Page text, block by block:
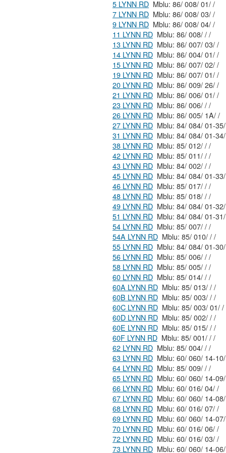
5 LYNN RD
Mblu: 86/ 008/ 01/ /
7 LYNN RD
Mblu: 86/ 008/ 03/ /
9 LYNN RD
Mblu: 86/ 008/ 04/ /
11 LYNN RD
Mblu: 86/ 008/ / /
13 LYNN RD
Mblu: 86/ 007/ 03/ /
14 LYNN RD
Mblu: 86/ 004/ 01/ /
15 LYNN RD
Mblu: 86/ 007/ 02/ /
19 LYNN RD
Mblu: 86/ 007/ 01/ /
20 LYNN RD
Mblu: 86/ 009/ 26/ /
21 LYNN RD
Mblu: 86/ 006/ 01/ /
23 LYNN RD
Mblu: 86/ 006/ / /
26 LYNN RD
Mblu: 86/ 005/ 1A/ /
27 LYNN RD
31 LYNN RD
38 LYNN RD
Mblu: 85/ 012/ / /
42 LYNN RD
Mblu: 85/ 011/ / /
43 LYNN RD
Mblu: 84/ 002/ / /
45 LYNN RD
46 LYNN RD
Mblu: 85/ 017/ / /
48 LYNN RD
Mblu: 85/ 018/ / /
49 LYNN RD
51 LYNN RD
54 LYNN RD
Mblu: 85/ 007/ / /
54A LYNN RD
Mblu: 85/ 010/ / /
55 LYNN RD
56 LYNN RD
Mblu: 85/ 006/ / /
58 LYNN RD
Mblu: 85/ 005/ / /
60 LYNN RD
Mblu: 85/ 014/ / /
60A LYNN RD
Mblu: 85/ 013/ / /
60B LYNN RD
Mblu: 85/ 003/ / /
60C LYNN RD
Mblu: 85/ 003/ 01/ /
60D LYNN RD
Mblu: 85/ 002/ / /
60E LYNN RD
Mblu: 85/ 015/ / /
60F LYNN RD
Mblu: 85/ 001/ / /
62 LYNN RD
Mblu: 85/ 004/ / /
63 LYNN RD
64 LYNN RD
Mblu: 85/ 009/ / /
65 LYNN RD
66 LYNN RD
Mblu: 60/ 016/ 04/ /
67 LYNN RD
68 LYNN RD
Mblu: 60/ 016/ 07/ /
69 LYNN RD
70 LYNN RD
Mblu: 60/ 016/ 06/ /
72 LYNN RD
Mblu: 60/ 016/ 03/ /
73 LYNN RD